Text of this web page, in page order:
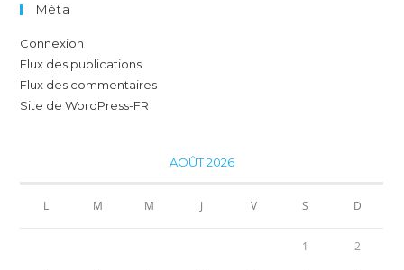
Méta
Connexion
Flux des publications
Flux des commentaires
Site de WordPress-FR
AOÛT 2026
L M M J V S D
1 2